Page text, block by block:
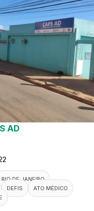
AD
RIO DE JANEIRO
DEFIS
ATO MÉDICO